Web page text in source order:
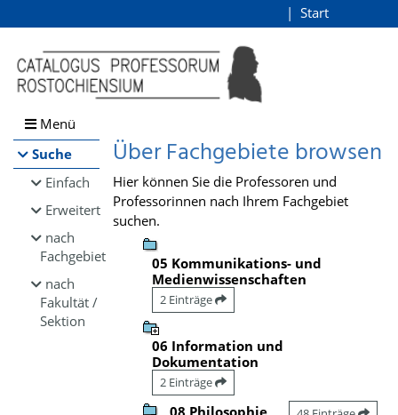
Browsen
direkt zum Inhalt
Start
Menü
Suche
Einfach
Erweitert
nach
Fachgebiet
nach
Fakultät /
Sektion
Über Fachgebiete browsen
Hier können Sie die Professoren und
Professorinnen nach Ihrem Fachgebiet
suchen.
05 Kommunikations- und
Medienwissenschaften
2 Einträge
06 Information und
Dokumentation
2 Einträge
08 Philosophie